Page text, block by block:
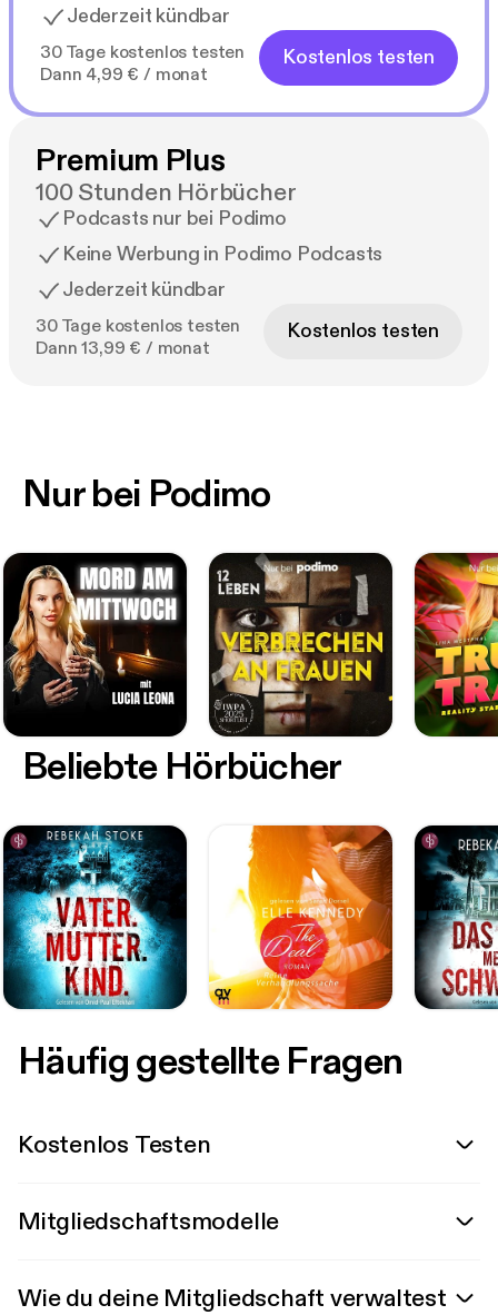
Jederzeit kündbar
30 Tage kostenlos testen
Dann 4,99 € / monat
Kostenlos testen
Premium Plus
100 Stunden Hörbücher
Podcasts nur bei Podimo
Keine Werbung in Podimo Podcasts
Jederzeit kündbar
30 Tage kostenlos testen
Dann 13,99 € / monat
Kostenlos testen
Nur bei Podimo
Beliebte Hörbücher
Häufig gestellte Fragen
Kostenlos Testen
Mitgliedschaftsmodelle
Wie du deine Mitgliedschaft verwaltest